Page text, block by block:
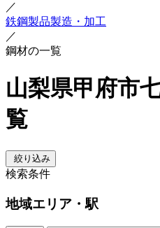
／
鉄鋼製品製造・加工
／
鋼材の一覧
山梨県甲府市
覧
絞り込み
検索条件
地域エリア・駅